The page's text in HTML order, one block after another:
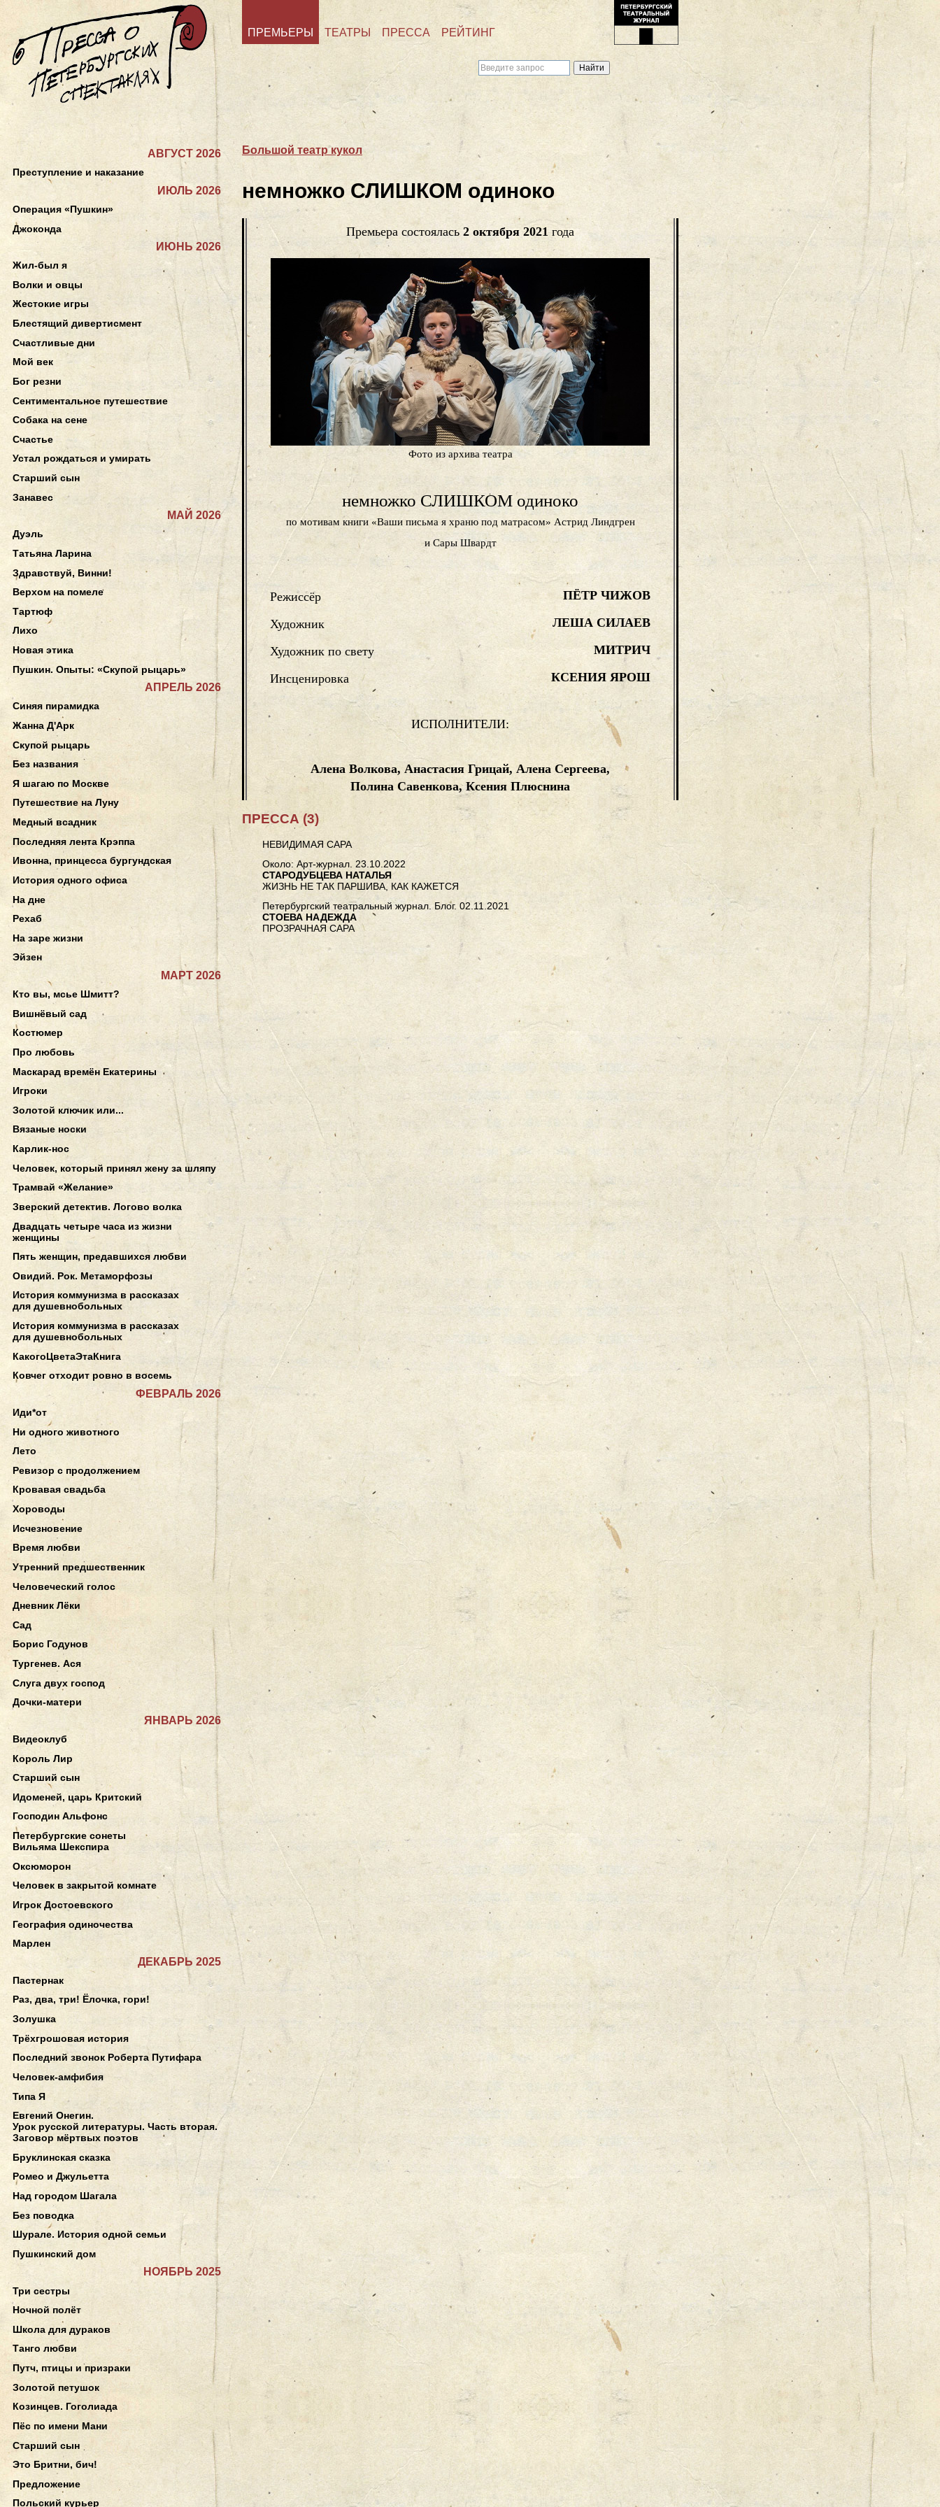
ПРЕМЬЕРЫ ТЕАТРЫ ПРЕССА РЕЙТИНГ
Большой театр кукол
немножко СЛИШКОМ одиноко
Премьера состоялась2 октября 2021года
Фото из архива театра
немножко СЛИШКОМ одиноко
по мотивам книги «Ваши письма я храню под матрасом» Астрид Линдгрен
и Сары Швардт
Режиссёр ПЁТР ЧИЖОВ
Художник ЛЕША СИЛАЕВ
Художник по свету МИТРИЧ
Инсценировка КСЕНИЯ ЯРОШ
ИСПОЛНИТЕЛИ:
Алена Волкова, Анастасия Грицай, Алена Сергеева,
Полина Савенкова, Ксения Плюснина
ПРЕССА (3)
НЕВИДИМАЯ САРА
Около: Арт-журнал. 23.10.2022
СТАРОДУБЦЕВА НАТАЛЬЯ
ЖИЗНЬ НЕ ТАК ПАРШИВА, КАК КАЖЕТСЯ
Петербургский театральный журнал. Блог. 02.11.2021
СТОЕВА НАДЕЖДА
ПРОЗРАЧНАЯ САРА
АВГУСТ 2026
Преступление и наказание
ИЮЛЬ 2026
Операция «Пушкин»
Джоконда
ИЮНЬ 2026
Жил-был я
Волки и овцы
Жестокие игры
Блестящий дивертисмент
Счастливые дни
Мой век
Бог резни
Сентиментальное путешествие
Собака на сене
Счастье
Устал рождаться и умирать
Старший сын
Занавес
МАЙ 2026
Дуэль
Татьяна Ларина
Здравствуй, Винни!
Верхом на помеле
Тартюф
Лихо
Новая этика
Пушкин. Опыты: «Скупой рыцарь»
АПРЕЛЬ 2026
Синяя пирамидка
Жанна Д'Арк
Скупой рыцарь
Без названия
Я шагаю по Москве
Путешествие на Луну
Медный всадник
Последняя лента Крэппа
Ивонна, принцесса бургундская
История одного офиса
На дне
Рехаб
На заре жизни
Эйзен
МАРТ 2026
Кто вы, мсье Шмитт?
Вишнёвый сад
Костюмер
Про любовь
Маскарад времён Екатерины
Игроки
Золотой ключик или...
Вязаные носки
Карлик-нос
Человек, который принял жену за шляпу
Трамвай «Желание»
Зверский детектив. Логово волка
Двадцать четыре часа из жизни
женщины
Пять женщин, предавшихся любви
Овидий. Рок. Метаморфозы
История коммунизма в рассказах
для душевнобольных
История коммунизма в рассказах
для душевнобольных
КакогоЦветаЭтаКнига
Ковчег отходит ровно в восемь
ФЕВРАЛЬ 2026
Иди*от
Ни одного животного
Лето
Ревизор с продолжением
Кровавая свадьба
Хороводы
Исчезновение
Время любви
Утренний предшественник
Человеческий голос
Дневник Лёки
Сад
Борис Годунов
Тургенев. Ася
Слуга двух господ
Дочки-матери
ЯНВАРЬ 2026
Видеоклуб
Король Лир
Старший сын
Идоменей, царь Критский
Господин Альфонс
Петербургские сонеты
Вильяма Шекспира
Оксюморон
Человек в закрытой комнате
Игрок Достоевского
География одиночества
Марлен
ДЕКАБРЬ 2025
Пастернак
Раз, два, три! Ёлочка, гори!
Золушка
Трёхгрошовая история
Последний звонок Роберта Путифара
Человек-амфибия
Типа Я
Евгений Онегин.
Урок русской литературы. Часть вторая.
Заговор мёртвых поэтов
Бруклинская сказка
Ромео и Джульетта
Над городом Шагала
Без поводка
Шурале. История одной семьи
Пушкинский дом
НОЯБРЬ 2025
Три сестры
Ночной полёт
Школа для дураков
Танго любви
Путч, птицы и призраки
Золотой петушок
Козинцев. Гоголиада
Пёс по имени Мани
Старший сын
Это Бритни, бич!
Предложение
Польский курьер